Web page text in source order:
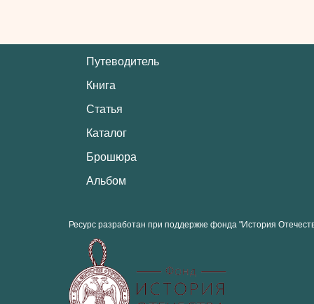
Путеводитель
Книга
Статья
Каталог
Брошюра
Альбом
Ресурс разработан при поддержке фонда "История